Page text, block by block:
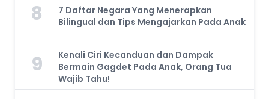
8
7 Daftar Negara Yang Menerapkan
Bilingual dan Tips Mengajarkan Pada Anak
9
Kenali Ciri Kecanduan dan Dampak
Bermain Gagdet Pada Anak, Orang Tua
Wajib Tahu!